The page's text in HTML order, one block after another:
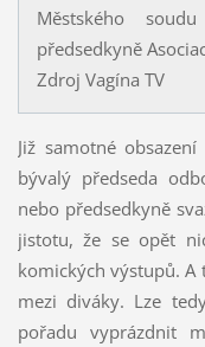
Městského
předsedkyně
Zdroj Vagína TV
Již samotné
bývalý předseda
nebo předsedkyně
jistotu, že se opět
komických výstupů. A
mezi diváky. Lze
pořadu vyprázdnit